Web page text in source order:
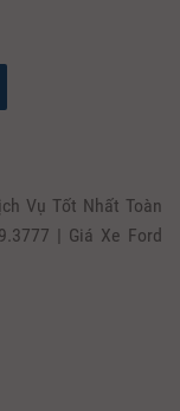
Vụ Tốt Nhất Toàn
| Giá Xe Ford